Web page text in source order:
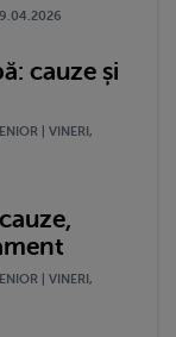
cauze și
| VINERI,
| VINERI,